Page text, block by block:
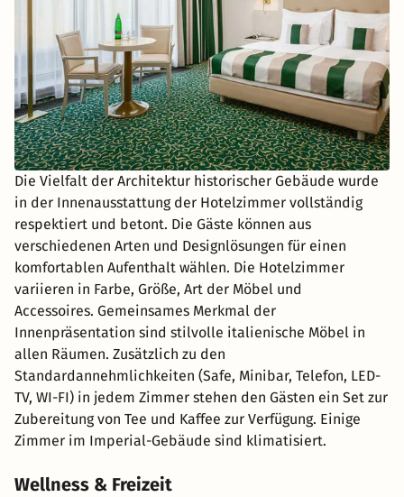
Die Vielfalt der Architektur historischer Gebäude wurde
in der Innenausstattung der Hotelzimmer vollständig
respektiert und betont. Die Gäste können aus
verschiedenen Arten und Designlösungen für einen
komfortablen Aufenthalt wählen. Die Hotelzimmer
variieren in Farbe, Größe, Art der Möbel und
Accessoires. Gemeinsames Merkmal der
Innenpräsentation sind stilvolle italienische Möbel in
allen Räumen. Zusätzlich zu den
Standardannehmlichkeiten (Safe, Minibar, Telefon, LED-
TV, WI-FI) in jedem Zimmer stehen den Gästen ein Set zur
Zubereitung von Tee und Kaffee zur Verfügung. Einige
Zimmer im Imperial-Gebäude sind klimatisiert.
Wellness & Freizeit